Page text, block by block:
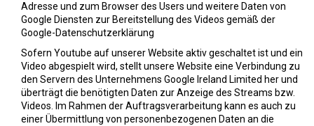
Adresse und zum Browser des Users und weitere Daten von
Google Diensten zur Bereitstellung des Videos gemäß der
Google-Datenschutzerklärung
Sofern Youtube auf unserer Website aktiv geschaltet ist und ein
Video abgespielt wird, stellt unsere Website eine Verbindung zu
den Servern des Unternehmens Google Ireland Limited her und
überträgt die benötigten Daten zur Anzeige des Streams bzw.
Videos. Im Rahmen der Auftragsverarbeitung kann es auch zu
einer Übermittlung von personenbezogenen Daten an die